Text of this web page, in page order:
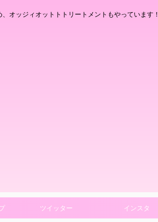
オッジィオットトトリートメントもやっています！
ツイッター インスタ